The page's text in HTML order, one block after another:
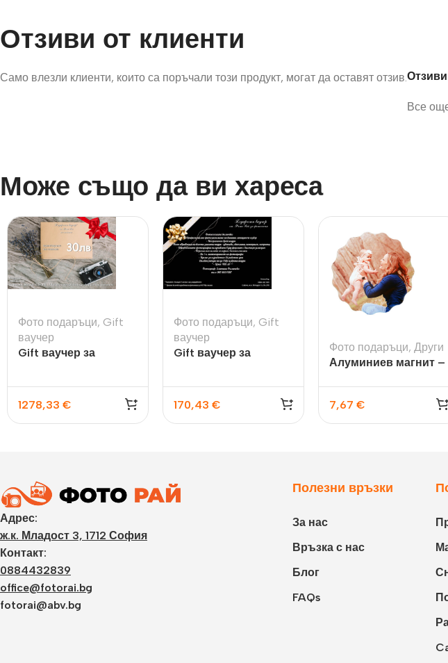
Отзиви от клиенти
Отзиви
Все
Само влезли клиенти, които са поръчали този продукт, могат да оставят отзив.
Може също да ви хареса
Фото подаръци, Gift
ваучер
Gift ваучер за
1278,33 €
Фото подаръци, Gift
ваучер
Gift ваучер за
170,43 €
Фото подаръци, Други
Алуминиев магнит –
7,67 €
Адрес:
ж.к. Младост 3, 1712 София
Контакт:
0884432839
office@fotorai.bg
fotorai@abv.bg
Полезни връзки
За нас
Връзка с нас
Блог
FAQs